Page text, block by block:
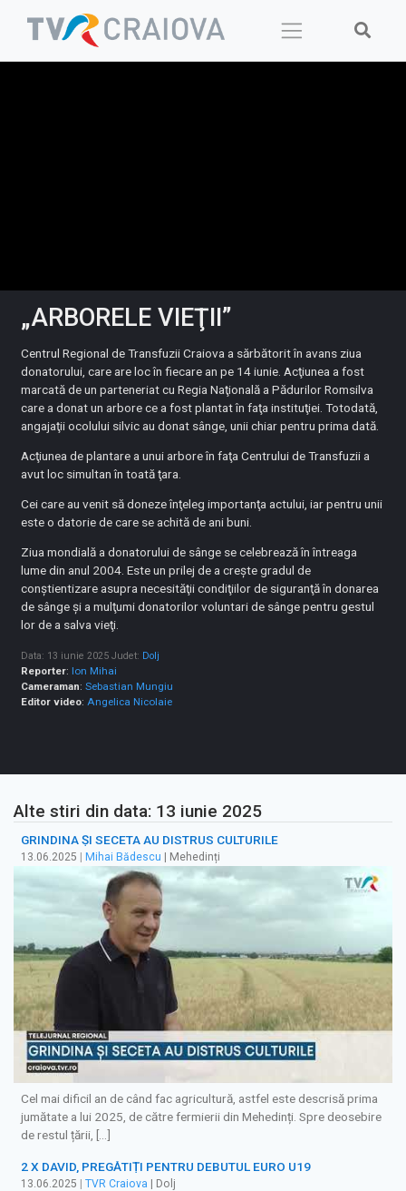
„ARBORELE VIEŢII”
Centrul Regional de Transfuzii Craiova a sărbătorit în avans ziua
donatorului, care are loc în fiecare an pe 14 iunie. Acţiunea a fost
marcată de un parteneriat cu Regia Naţională a Pădurilor Romsilva
care a donat un arbore ce a fost plantat în faţa instituţiei. Totodată,
angajaţii ocolului silvic au donat sânge, unii chiar pentru prima dată.
Acţiunea de plantare a unui arbore în faţa Centrului de Transfuzii a
avut loc simultan în toată ţara.
Cei care au venit să doneze înţeleg importanţa actului, iar pentru unii
este o datorie de care se achită de ani buni.
Ziua mondială a donatorului de sânge se celebrează în întreaga
lume din anul 2004. Este un prilej de a creşte gradul de
conştientizare asupra necesităţii condiţiilor de siguranţă în donarea
de sânge şi a mulţumi donatorilor voluntari de sânge pentru gestul
lor de a salva vieţi.
Data: 13 iunie 2025 Judet: Dolj
Reporter: Ion Mihai
Cameraman:Sebastian Mungiu
Editor video:Angelica Nicolaie
Alte stiri din data: 13 iunie 2025
GRINDINA ȘI SECETA AU DISTRUS CULTURILE
13.06.2025 Mihai Bădescu | Mehedinți
Cel mai dificil an de când fac agricultură, astfel este descrisă prima
jumătate a lui 2025, de către fermierii din Mehedinți. Spre deosebire
de restul țării, […]
2 X DAVID, PREGĂTIȚI PENTRU DEBUTUL EURO U19
13.06.2025 | TVR Craiova | Dolj